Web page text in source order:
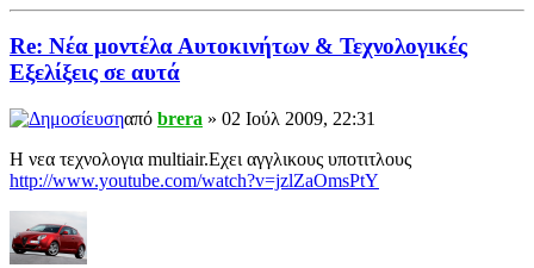
Re: Νέα μοντέλα Αυτοκινήτων & Τεχνολογικές
Εξελίξεις σε αυτά
από brera » 02 Ιούλ 2009, 22:31
H νεα τεχνολογια multiair.Εχει αγγλικους υποτιτλους
http://www.youtube.com/watch?v=jzlZaOmsPtY